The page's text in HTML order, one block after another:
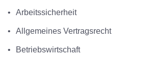
• Arbeitssicherheit
• Allgemeines Vertragsrecht
• Betriebswirtschaft